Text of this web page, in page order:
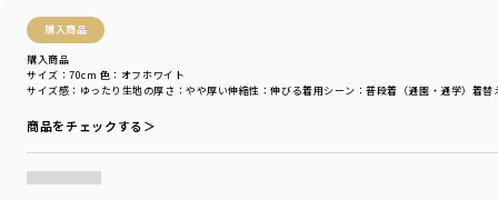
購入商品
購入商品
サイズ感 ：ゆったり 生地の厚さ ：やや厚い伸縮性 ：伸びる着用シーン ：普段着（通園・通学） 着替
サイズ：70cm 色：オフホワイト
商品をチェックする＞
カラー
性別タイプ
BABY
商品番号
／02-4247-027